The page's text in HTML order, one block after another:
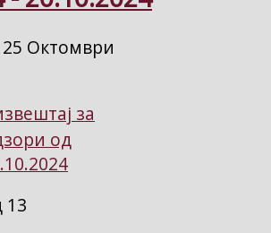
Октомври
за
од
13